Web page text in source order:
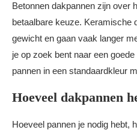
Betonnen dakpannen zijn over
betaalbare keuze. Keramische
gewicht en gaan vaak langer
je op zoek bent naar een
pannen in een standaardkleur
Hoeveel dakpannen
Hoeveel pannen je nodig hebt,